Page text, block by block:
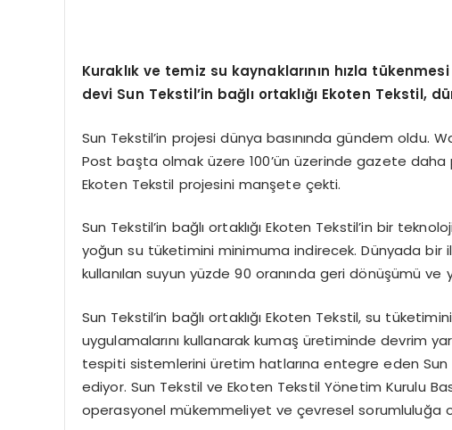
Kuraklık ve temiz su kaynaklarının hızla
devi Sun Tekstil’in bağlı ortaklığı Ekoten Tekstil,
Sun Tekstil’in projesi dünya basınında gündem oldu.
Post başta olmak üzere 100’ün üzerinde gazete daha
Ekoten Tekstil projesini manşete çekti.
Sun Tekstil’in bağlı ortaklığı Ekoten Tekstil’in bir
yoğun su tüketimini minimuma indirecek. Dünyada
kullanılan suyun yüzde 90 oranında geri dönüşümü ve
Sun Tekstil’in bağlı ortaklığı Ekoten Tekstil, su
uygulamalarını kullanarak kumaş üretiminde devrim
tespiti sistemlerini üretim hatlarına entegre eden
ediyor. Sun Tekstil ve Ekoten Tekstil Yönetim Kurulu
operasyonel mükemmeliyet ve çevresel sorumluluğa